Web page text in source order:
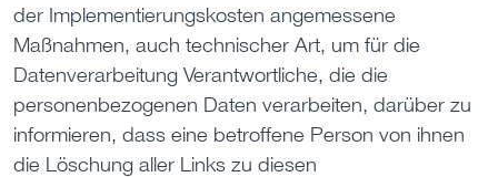
der Implementierungskosten angemessene
Maßnahmen, auch technischer Art, um für die
Datenverarbeitung Verantwortliche, die die
personenbezogenen Daten verarbeiten, darüber zu
informieren, dass eine betroffene Person von ihnen
die Löschung aller Links zu diesen